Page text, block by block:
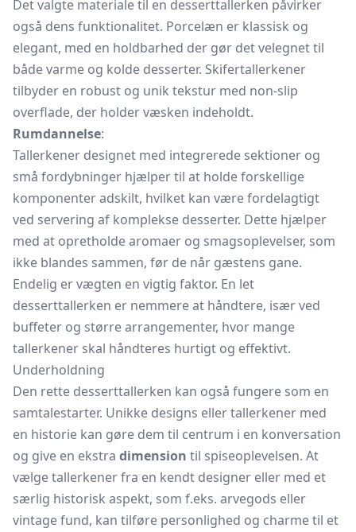
Det valgte materiale til en desserttallerken påvirker
også dens funktionalitet. Porcelæn er klassisk og
elegant, med en holdbarhed der gør det velegnet til
både varme og kolde desserter. Skifertallerkener
tilbyder en robust og unik tekstur med non-slip
overflade, der holder væsken indeholdt.
Rumdannelse:
Tallerkener designet med integrerede sektioner og
små fordybninger hjælper til at holde forskellige
komponenter adskilt, hvilket kan være fordelagtigt
ved servering af komplekse desserter. Dette hjælper
med at opretholde aromaer og smagsoplevelser, som
ikke blandes sammen, før de når gæstens gane.
Endelig er vægten en vigtig faktor. En let
desserttallerken er nemmere at håndtere, især ved
buffeter og større arrangementer, hvor mange
tallerkener skal håndteres hurtigt og effektivt.
Underholdning
Den rette desserttallerken kan også fungere som en
samtalestarter. Unikke designs eller tallerkener med
en historie kan gøre dem til centrum i en konversation
og give en ekstra dimension til spiseoplevelsen. At
vælge tallerkener fra en kendt designer eller med et
særlig historisk aspekt, som f.eks. arvegods eller
vintage fund, kan tilføre personlighed og charme til et